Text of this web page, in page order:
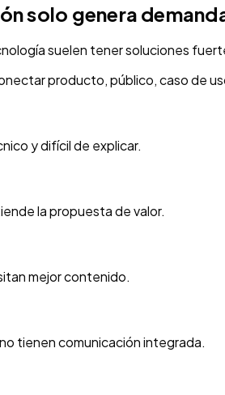
solo genera
suelen tener soluciones
producto, público, caso de
y difícil de explicar.
la propuesta de valor.
mejor contenido.
tienen comunicación integrada.